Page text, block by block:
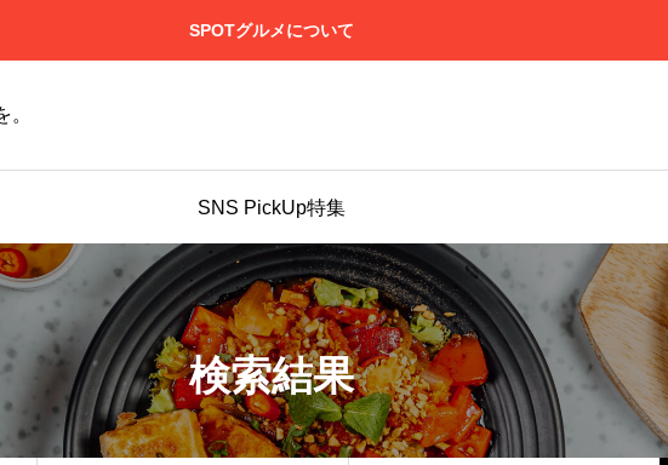
SPOTグルメについて
SNS PickUp特集
検索結果